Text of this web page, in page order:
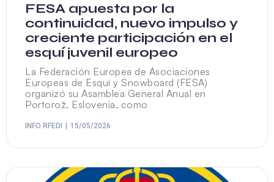
FESA apuesta por la
continuidad, nuevo impulso y
creciente participación en el
esquí juvenil europeo
La Federación Europea de Asociaciones
Europeas de Esquí y Snowboard (FESA)
organizó su Asamblea General Anual en
Portorož, Eslovenia, como
INFO RFEDI 15/05/2026